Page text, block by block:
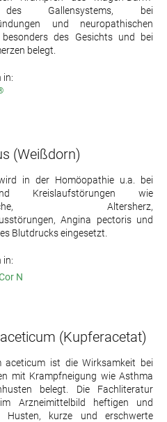
Gallensystems, bei
und neuropathischen
besonders des Gesichts und bei
belegt.
in:
(Weißdorn)
in der Homöopathie u.a. bei
Kreislaufstörungen wie
Altersherz,
Angina pectoris und
Blutdrucks eingesetzt.
in:
N
(Kupferacetat)
aceticum ist die Wirksamkeit bei
mit Krampfneigung wie Asthma
belegt. Die Fachliteratur
Arzneimittelbild heftigen und
Husten, kurze und erschwerte